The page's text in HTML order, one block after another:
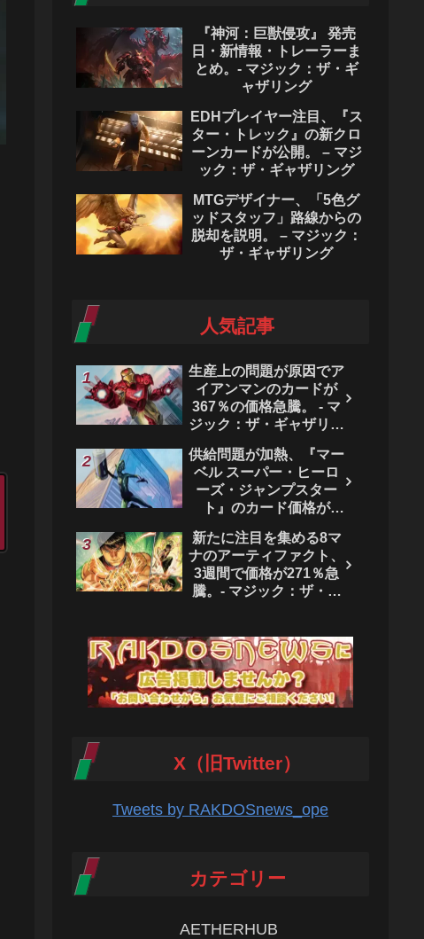
『神河：巨獣侵攻』 発売
日・新情報・トレーラーま
とめ。- マジック：ザ・ギ
ャザリング
EDHプレイヤー注目、『ス
ター・トレック』の新クロ
ーンカードが公開。 – マジ
ック：ザ・ギャザリング
MTGデザイナー、「5色グ
ッドスタッフ」路線からの
脱却を説明。 – マジック：
ザ・ギャザリング
人気記事
生産上の問題が原因でア
イアンマンのカードが
367％の価格急騰。 - マ
ジック：ザ・ギャザリン
供給問題が加熱、『マー
ベル スーパー・ヒーロ
ーズ・ジャンプスター
ト』のカード価格が
ク：ザ・ギャザリング
新たに注目を集める8マ
ナのアーティファクト、
3週間で価格が271％急
騰。- マジック：ザ・ギ
X（旧Twitter）
Tweets by RAKDOSnews_ope
カテゴリー
AETHERHUB